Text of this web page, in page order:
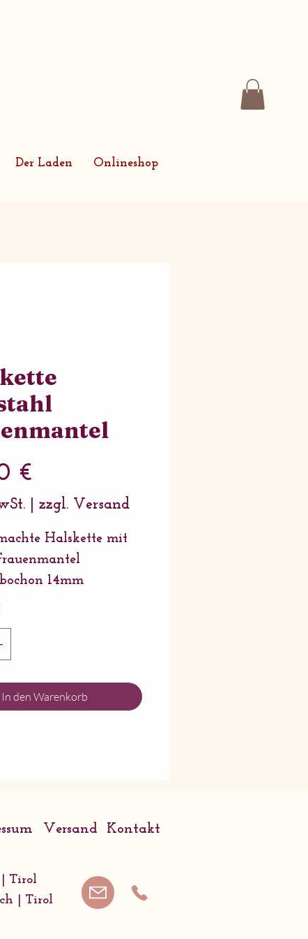
Der Laden Onlineshop
€
zzgl. Versand
Halskette mit
14mm
Jade Grün
Edelstahl
und
andere Farben,
dazu.
In den Warenkorb
Versand Kontakt
| Tirol
| Tirol